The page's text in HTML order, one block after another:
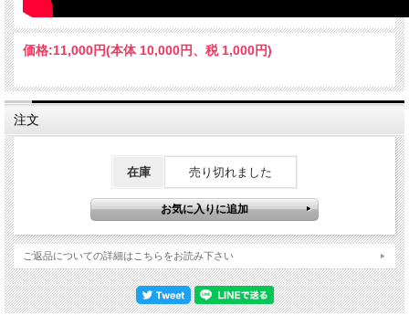
価格:11,000円(本体 10,000円、税 1,000円)
注文
在庫 売り切れました
ご返品についての詳細はこちらをお読み下さい